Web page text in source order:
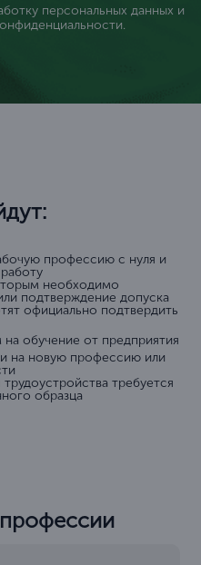
персональных данных и
.
профессию с нуля и
необходимо
подтверждение допуска
официально подтвердить
обучение от предприятия
на новую профессию или
требуется
образца